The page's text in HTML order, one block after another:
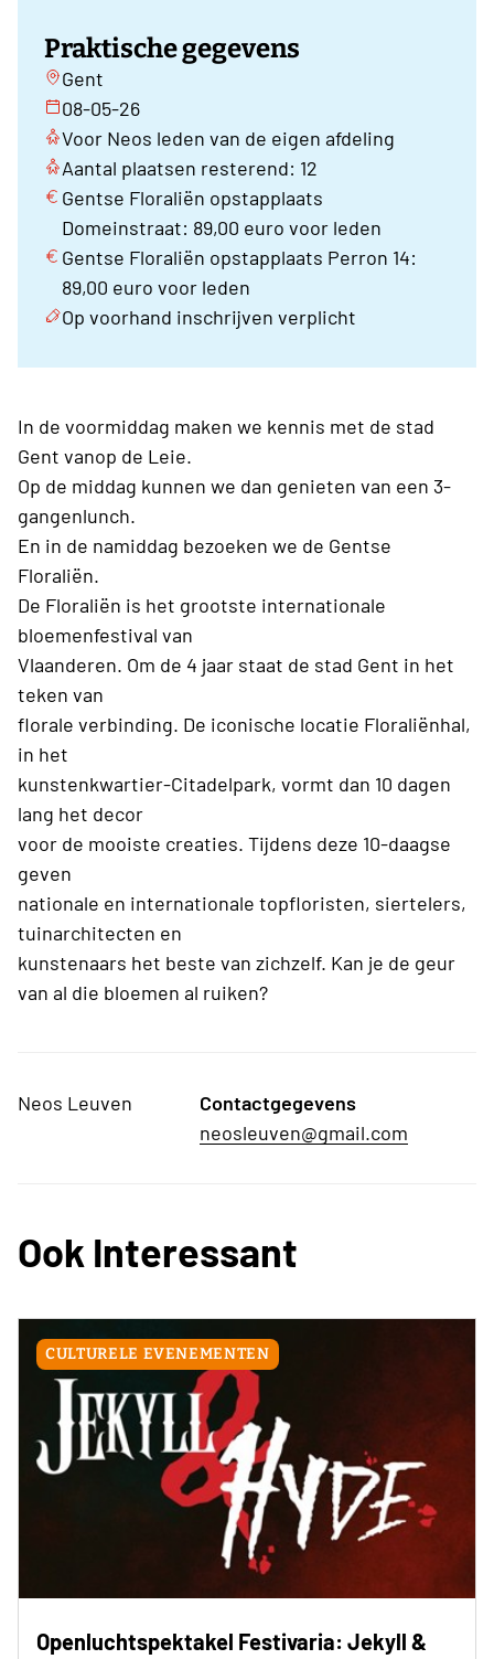
Praktische gegevens
Gent
08-05-26
Voor Neos leden van de eigen afdeling
Aantal plaatsen resterend: 12
Gentse Floraliën opstapplaats
Domeinstraat: 89,00 euro voor leden
Gentse Floraliën opstapplaats Perron 14:
89,00 euro voor leden
Op voorhand inschrijven verplicht
In de voormiddag maken we kennis met de stad
Gent vanop de Leie.
Op de middag kunnen we dan genieten van een 3-
gangenlunch.
En in de namiddag bezoeken we de Gentse
Floraliën.
De Floraliën is het grootste internationale
bloemenfestival van
Vlaanderen. Om de 4 jaar staat de stad Gent in het
teken van
florale verbinding. De iconische locatie Floraliënhal,
in het
kunstenkwartier-Citadelpark, vormt dan 10 dagen
lang het decor
voor de mooiste creaties. Tijdens deze 10-daagse
geven
nationale en internationale topfloristen, siertelers,
tuinarchitecten en
kunstenaars het beste van zichzelf. Kan je de geur
van al die bloemen al ruiken?
Neos Leuven
Contactgegevens
neosleuven@gmail.com
Ook Interessant
CULTURELE EVENEMENTEN
Openluchtspektakel Festivaria: Jekyll &